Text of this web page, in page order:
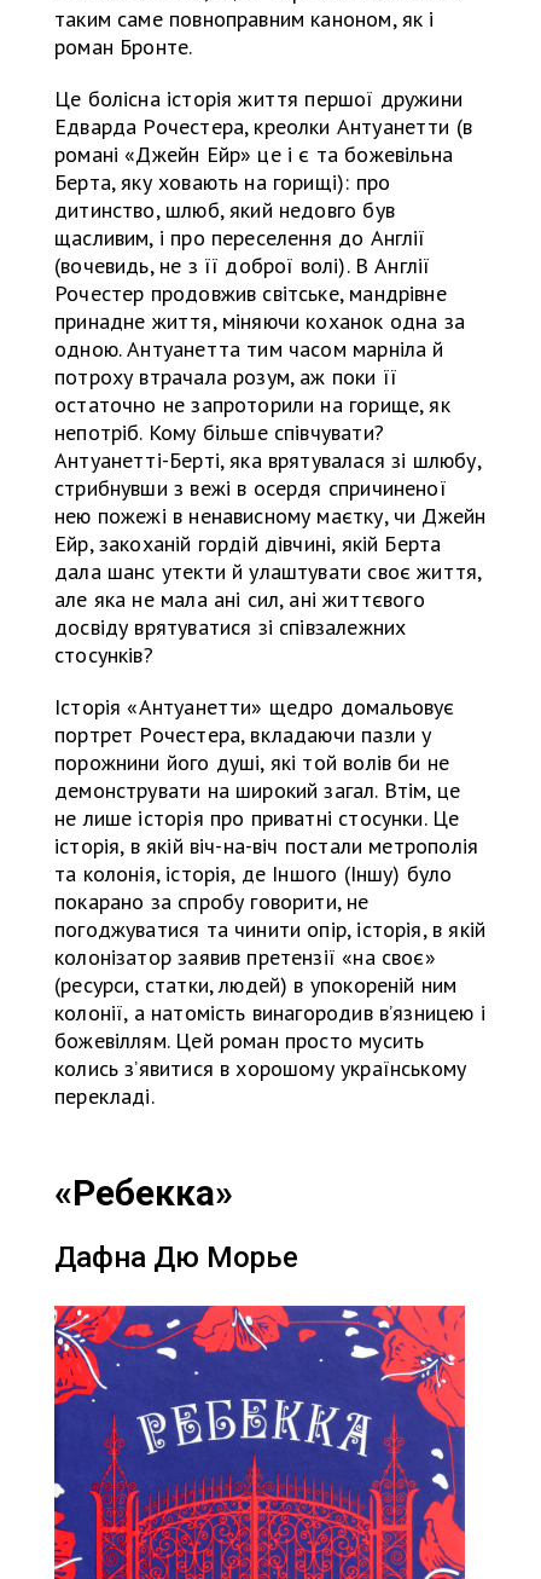
таким саме повноправним каноном, як і
роман Бронте.
Це болісна історія життя першої дружини
Едварда Рочестера, креолки Антуанетти (в
романі «Джейн Ейр» це і є та божевільна
Берта, яку ховають на горищі): про
дитинство, шлюб, який недовго був
щасливим, і про переселення до Англії
(вочевидь, не з її доброї волі). В Англії
Рочестер продовжив світське, мандрівне
принадне життя, міняючи коханок одна за
одною. Антуанетта тим часом марніла й
потроху втрачала розум, аж поки її
остаточно не запроторили на горище, як
непотріб. Кому більше співчувати?
Антуанетті-Берті, яка врятувалася зі шлюбу,
стрибнувши з вежі в осердя спричиненої
нею пожежі в ненависному маєтку, чи Джейн
Ейр, закоханій гордій дівчині, якій Берта
дала шанс утекти й улаштувати своє життя,
але яка не мала ані сил, ані життєвого
досвіду врятуватися зі співзалежних
стосунків?
Історія «Антуанетти» щедро домальовує
портрет Рочестера, вкладаючи пазли у
порожнини його душі, які той волів би не
демонструвати на широкий загал. Втім, це
не лише історія про приватні стосунки. Це
історія, в якій віч-на-віч постали метрополія
та колонія, історія, де Іншого (Іншу) було
покарано за спробу говорити, не
погоджуватися та чинити опір, історія, в якій
колонізатор заявив претензії «на своє»
(ресурси, статки, людей) в упокореній ним
колонії, а натомість винагородив в’язницею і
божевіллям. Цей роман просто мусить
колись з’явитися в хорошому українському
перекладі.
«Ребекка»
Дафна Дю Морье